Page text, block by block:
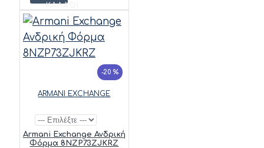
ΚΑΛΆΘΙ
-20 %
ARMANI EXCHANGE
Armani Exchange Ανδρική
Φόρμα 8NZP73ZJKRZ